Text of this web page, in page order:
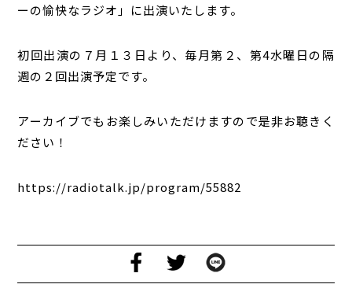
ーの愉快なラジオ」に出演いたします。
初回出演の７月１３日より、毎月第２、第4水曜日の隔
週の２回出演予定です。
アーカイブでもお楽しみいただけますので是非お聴きく
ださい！
https://radiotalk.jp/program/55882